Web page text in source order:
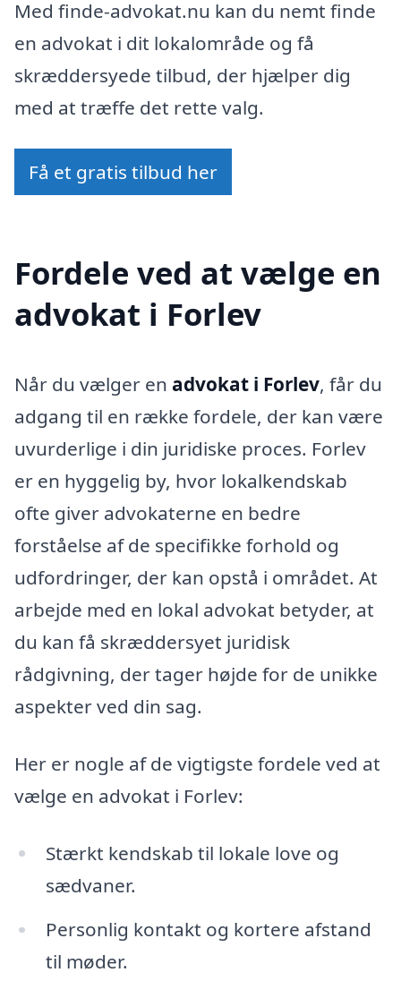
Med finde-advokat.nu kan du nemt finde
en advokat i dit lokalområde og få
skræddersyede tilbud, der hjælper dig
med at træffe det rette valg.
Få et gratis tilbud her
Fordele ved at vælge en
advokat i Forlev
Når du vælger en advokat i Forlev, får du
adgang til en række fordele, der kan være
uvurderlige i din juridiske proces. Forlev
er en hyggelig by, hvor lokalkendskab
ofte giver advokaterne en bedre
forståelse af de specifikke forhold og
udfordringer, der kan opstå i området. At
arbejde med en lokal advokat betyder, at
du kan få skræddersyet juridisk
rådgivning, der tager højde for de unikke
aspekter ved din sag.
Her er nogle af de vigtigste fordele ved at
vælge en advokat i Forlev:
Stærkt kendskab til lokale love og
sædvaner.
Personlig kontakt og kortere afstand
til møder.